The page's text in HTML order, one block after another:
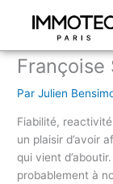
Françoise
ParJulien
Fiabilité,
un plaisir d’avoir
qui vient
probablement à